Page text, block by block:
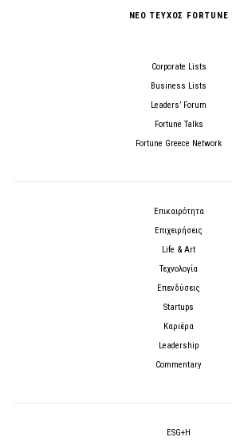
ΝΕΟ ΤΕΥΧΟΣ FORTUNE
Corporate Lists
Business Lists
Leaders’ Forum
Fortune Talks
Fortune Greece Network
Επικαιρότητα
Επιχειρήσεις
Life & Art
Τεχνολογία
Επενδύσεις
Startups
Καριέρα
Leadership
Commentary
ESG+H